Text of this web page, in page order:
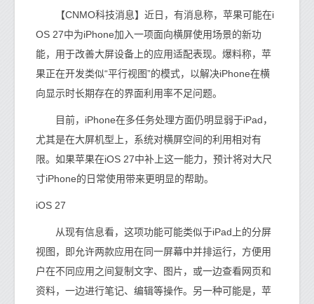
【CNMO科技消息】近日，有消息称，苹果可能在i
OS 27中为iPhone加入一项面向横屏使用场景的新功
能，用于改善大屏设备上的应用适配表现。爆料称，苹
果正在开发类似“平行视图”的模式，以解决iPhone在横
向显示时长期存在的界面利用率不足问题。
目前，iPhone在多任务处理方面仍明显弱于iPad，
尤其是在大屏机型上，系统对横屏空间的利用相对有
限。如果苹果在iOS 27中补上这一能力，预计将对大尺
寸iPhone的日常使用带来更明显的帮助。
iOS 27
从现有信息看，这项功能可能类似于iPad上的分屏
视图，即允许两款应用在同一屏幕中并排运行，方便用
户在不同应用之间复制文字、图片，或一边查看网页和
资料，一边进行笔记、编辑等操作。另一种可能是，苹